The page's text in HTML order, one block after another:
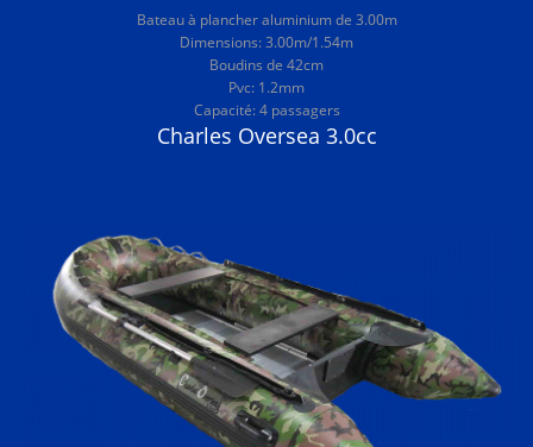
Bateau à plancher aluminium de 3.00m
Dimensions: 3.00m/1.54m
Boudins de 42cm
Pvc: 1.2mm
Capacité: 4 passagers
Charles Oversea 3.0cc